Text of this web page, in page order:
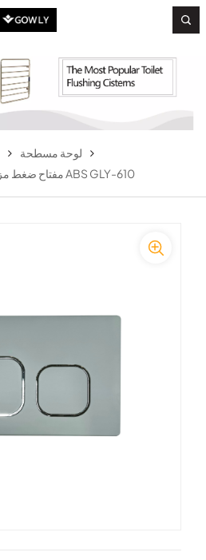
لوحة مسطحة
مفتاح ضغط مزدوج من البلاستيك ABS GLY-610